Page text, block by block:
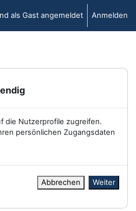
als Gast angemeldet Anmelden
die Nutzerprofile zugreifen.
persönlichen Zugangsdaten
Abbrechen Weiter